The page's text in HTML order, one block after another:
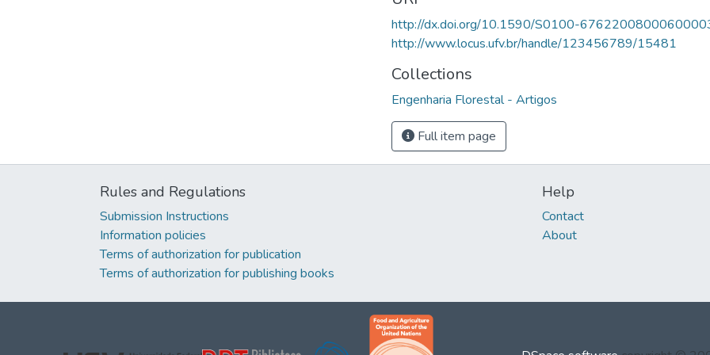
http://dx.doi.org/10.1590/S0100-
http://www.locus.ufv.br/handle/123456789/15481
Collections
Engenharia Florestal - Artigos
Full item page
Rules and Regulations
Submission Instructions
Information policies
Terms of authorization for publication
Terms of authorization for publishing books
Help
Contact
About